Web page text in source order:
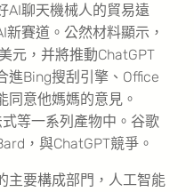
AI聊天機械人的貿易遠
新賽道。公然材料顯示，
元，并將推動ChatGPT
進Bing搜刮引擎、Office
同意他媽媽的意見。
等一系列產物中。谷歌
，與ChatGPT競爭。
主要構成部門，人工智能